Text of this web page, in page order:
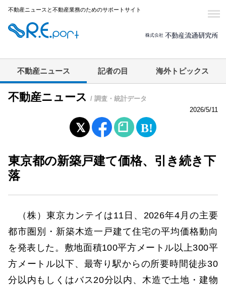
不動産ニュースと不動産業務のためのサポートサイト
不動産ニュース 記者の目 海外トピックス
不動産ニュース / 調査・統計データ
2026/5/11
東京都の新築戸建て価格、引き続き下
落
（株）東京カンテイは11日、2026年4月の主要
都市圏別・新築木造一戸建て住宅の平均価格動向
を発表した。敷地面積100平方メートル以上300平
方メートル以下、最寄り駅からの所要時間徒歩30
分以内もしくはバス20分以内、木造で土地・建物